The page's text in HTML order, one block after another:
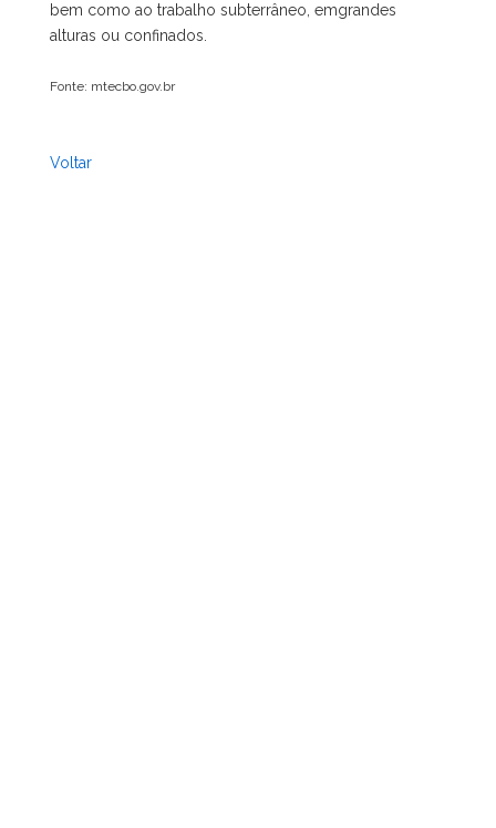
bem como ao trabalho subterrâneo, emgrandes
alturas ou confinados.
Fonte: mtecbo.gov.br
Voltar